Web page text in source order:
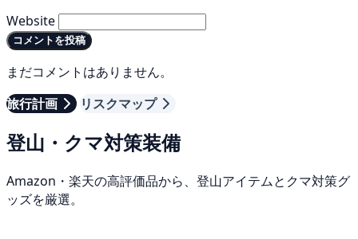
Website
コメントを投稿
まだコメントはありません。
旅行計画
リスクマップ
登山・クマ対策装備
Amazon・楽天の高評価品から、登山アイテムとクマ対策グ
ッズを厳選。